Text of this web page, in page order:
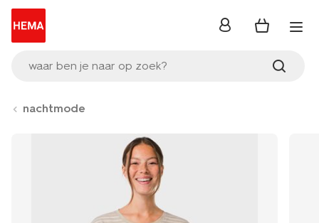
waar ben je naar op zoek?
inloggen
nachtmode